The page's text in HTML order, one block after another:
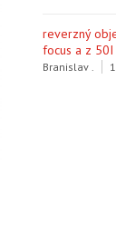
reverzný
focus a z 50I
Branislav .